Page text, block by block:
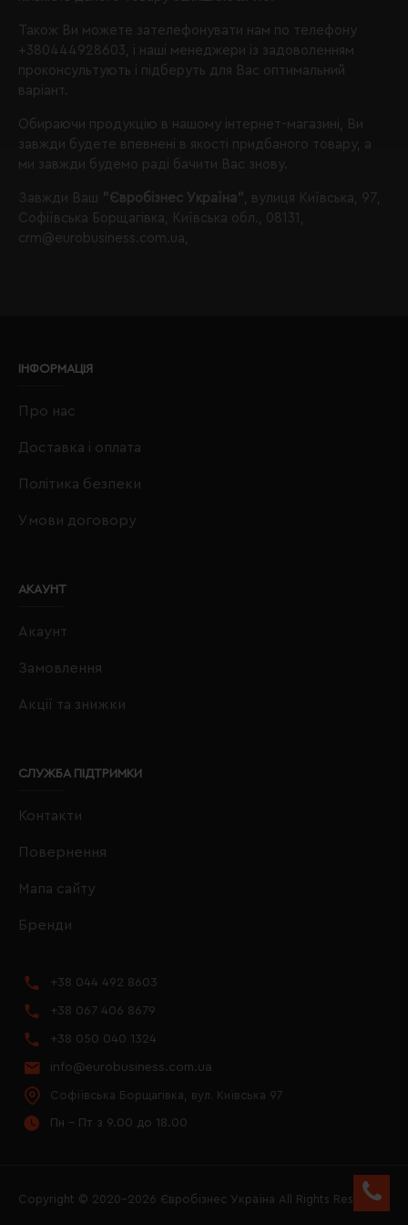
Також Ви можете зателефонувати нам по телефону
+380444928603 , і наші менеджери із задоволенням
проконсультують і підберуть для Вас оптимальний
варіант.
Обираючи продукцію в нашому інтернет-магазині, Ви
завжди будете впевнені в якості придбаного товару, а
ми завжди будемо раді бачити Вас знову.
Завжди Ваш "Євробізнес Україна"
, вулиця Київська, 97,
Софіївська Борщагівка, Київська обл., 08131,
crm@eurobusiness.com.ua,
ІНФОРМАЦІЯ
Про нас
Доставка і оплата
Політика безпеки
Умови договору
АКАУНТ
Акаунт
Замовлення
Акції та знижки
СЛУЖБА ПІДТРИМКИ
Контакти
Повернення
Мапа сайту
Бренди
+38 044 492 8603
+38 067 406 8679
+38 050 040 1324
info@eurobusiness.com.ua
Софіївська Борщагівка, вул. Київська 97
Пн - Пт з 9.00 до 18.00
Copyright © 2020–2026 Євробізнес Україна All Rights Reserved